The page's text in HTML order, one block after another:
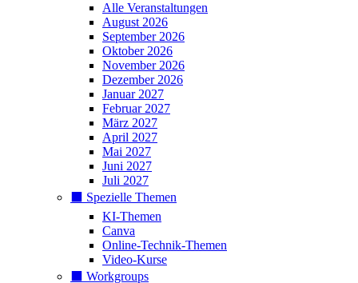
Alle Veranstaltungen
August 2026
September 2026
Oktober 2026
November 2026
Dezember 2026
Januar 2027
Februar 2027
März 2027
April 2027
Mai 2027
Juni 2027
Juli 2027
⬛️ Spezielle Themen
KI-Themen
Canva
Online-Technik-Themen
Video-Kurse
⬛️ Workgroups